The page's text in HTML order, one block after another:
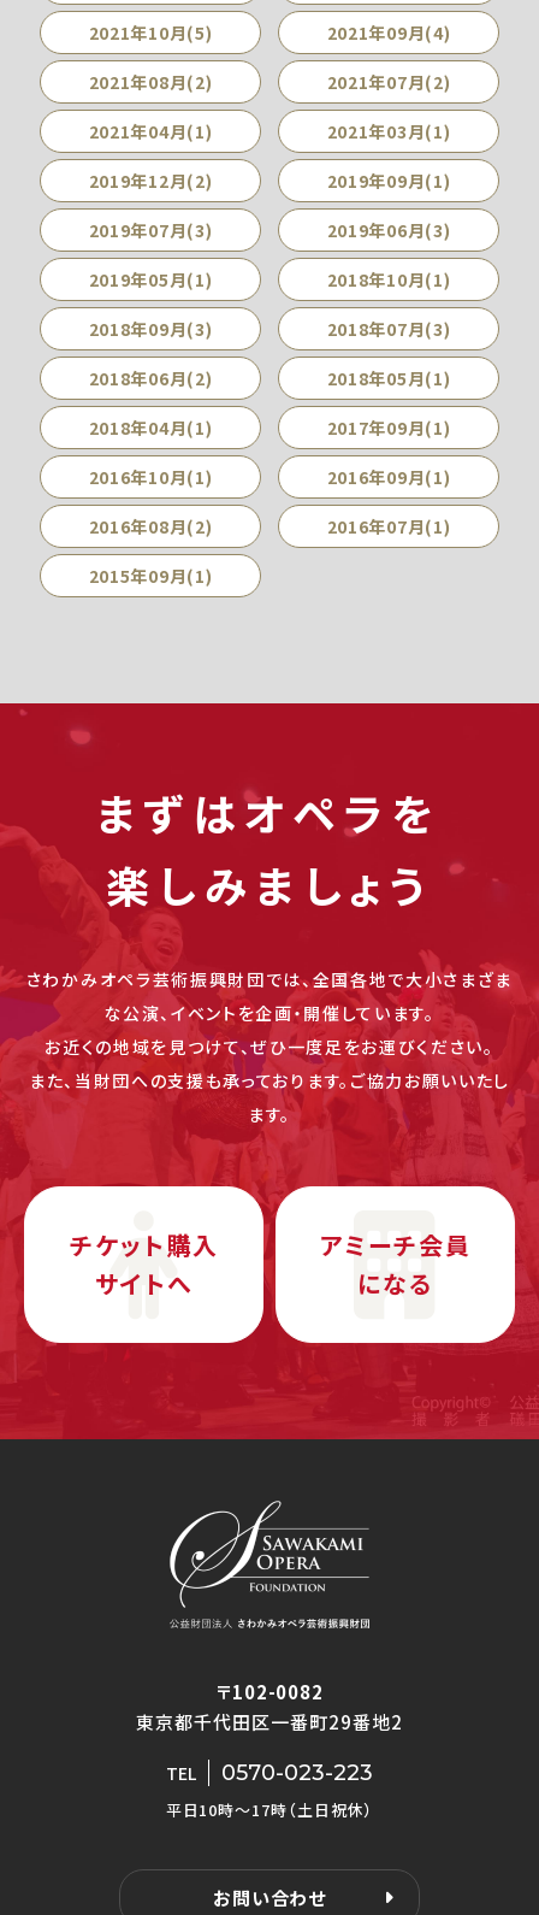
2021年10月(5) 2021年09月(4)
2021年08月(2) 2021年07月(2)
2021年04月(1) 2021年03月(1)
2019年12月(2) 2019年09月(1)
2019年07月(3) 2019年06月(3)
2019年05月(1) 2018年10月(1)
2018年09月(3) 2018年07月(3)
2018年06月(2) 2018年05月(1)
2018年04月(1) 2017年09月(1)
2016年10月(1) 2016年09月(1)
2016年08月(2) 2016年07月(1)
2015年09月(1)
まずはオペラを
楽しみましょう
さわかみオペラ芸術振興財団では、全国各地で大小さまざま
な公演、イベントを企画・開催しています。
お近くの地域を見つけて、ぜひ一度足をお運びください。
また、当財団への支援も承っております。ご協力お願いいたし
ます。
チケット購入
サイトへ
アミーチ会員
になる
〒102-0082
東京都千代田区一番町29番地2
TEL 0570-023-223
平日10時〜17時（土日祝休）
お問い合わせ